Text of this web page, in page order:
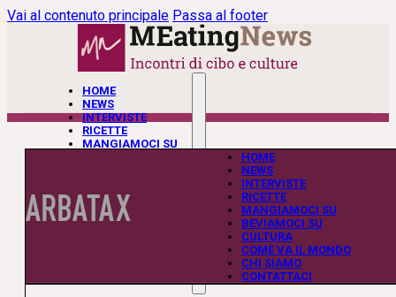
Vai al contenuto principale Passa al footer
HOME
NEWS
INTERVISTE
RICETTE
MANGIAMOCI SU
CHI SIAMO
CONTATTACI
HOME
NEWS
INTERVISTE
RICETTE
MANGIAMOCI SU
BEVIAMOCI SU
CULTURA
COME VA IL MONDO
CHI SIAMO
CONTATTACI
ARBATAX